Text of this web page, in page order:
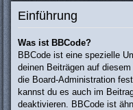
Einführung
Was ist BBCode?
BBCode ist eine spezielle
deinen Beiträgen auf
die Board-Administration
kannst du es auch im
deaktivieren. BBCode ist